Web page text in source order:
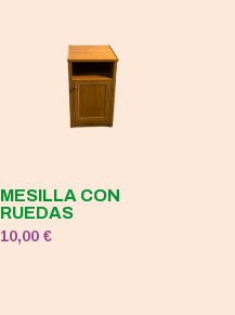
MESILLA CON
RUEDAS
10,00€